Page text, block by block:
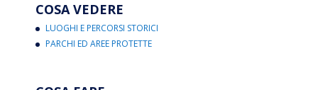
COSA VEDERE
LUOGHI E PERCORSI STORICI
PARCHI ED AREE PROTETTE